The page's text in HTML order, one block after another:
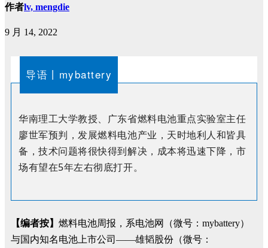
作者lv, mengdie
9 月 14, 2022
导语丨mybattery
华南理工大学教授、广东省燃料电池重点实验室主任
廖世军预判，发展燃料电池产业，天时地利人和皆具
备，技术问题将很快得到解决，成本将迅速下降，市
场有望在5年左右彻底打开。
【编者按】 燃料电池周报，系电池网（微号：mybattery）
与国内知名电池上市公司——雄韬股份（微号：